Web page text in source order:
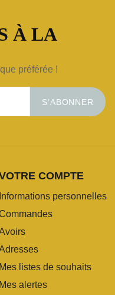
À LA
préférée !
S’ABONNER
COMPTE
Informations personnelles
Mes listes de souhaits
Mes alertes